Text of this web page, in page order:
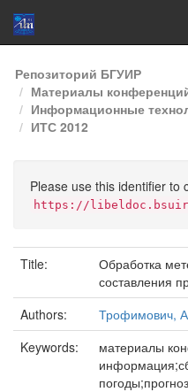
Skip
navigation
Репозиторий БГУИР
Материалы
Информационные
ИТС 2012
Please use this identifier to
https://
Title:
Обработка
составления
Authors:
Трофимович,
Keywords:
материалы